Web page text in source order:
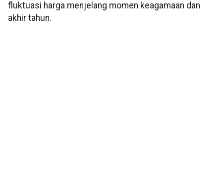
fluktuasi harga menjelang momen keagamaan dan
akhir tahun.